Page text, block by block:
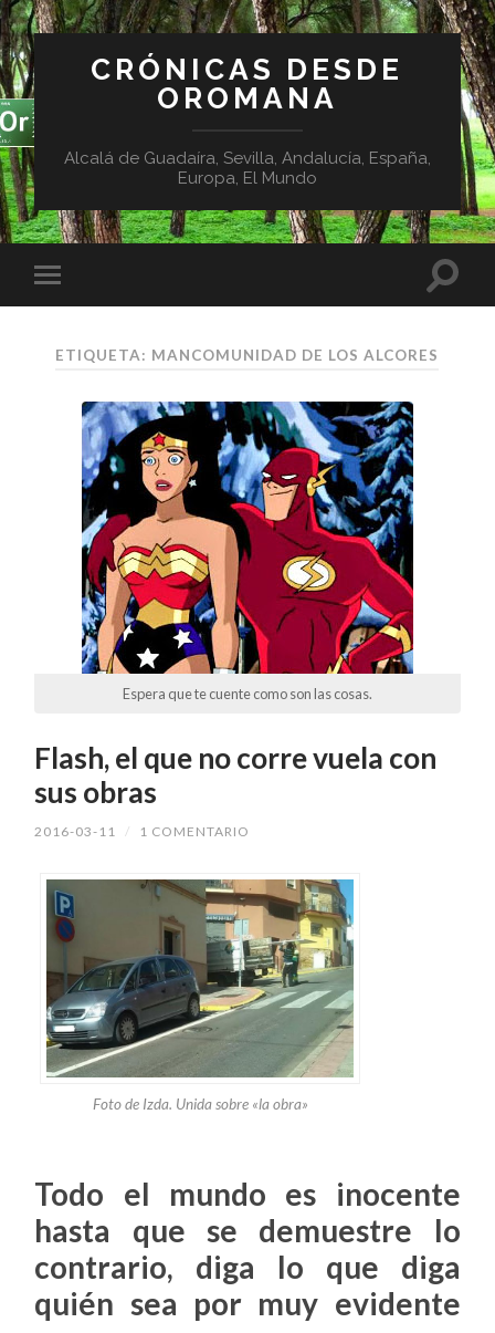
CRÓNICAS DESDE
OROMANA
Alcalá de Guadaíra, Sevilla, Andalucía, España,
Europa, El Mundo
ETIQUETA: MANCOMUNIDAD DE LOS ALCORES
Espera que te cuente como son las cosas.
Flash, el que no corre vuela con
sus obras
2016-03-11 / 1 COMENTARIO
Foto de Izda. Unida sobre «la obra»
Todo el mundo es inocente
hasta que se demuestre lo
contrario, diga lo que diga
quién sea por muy evidente